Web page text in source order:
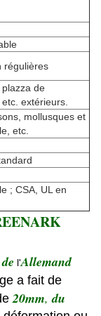
régulières
de
extérieurs.
mollusques et
etc.
; CSA, UL en
l'Allemand
a fait de
20mm,du